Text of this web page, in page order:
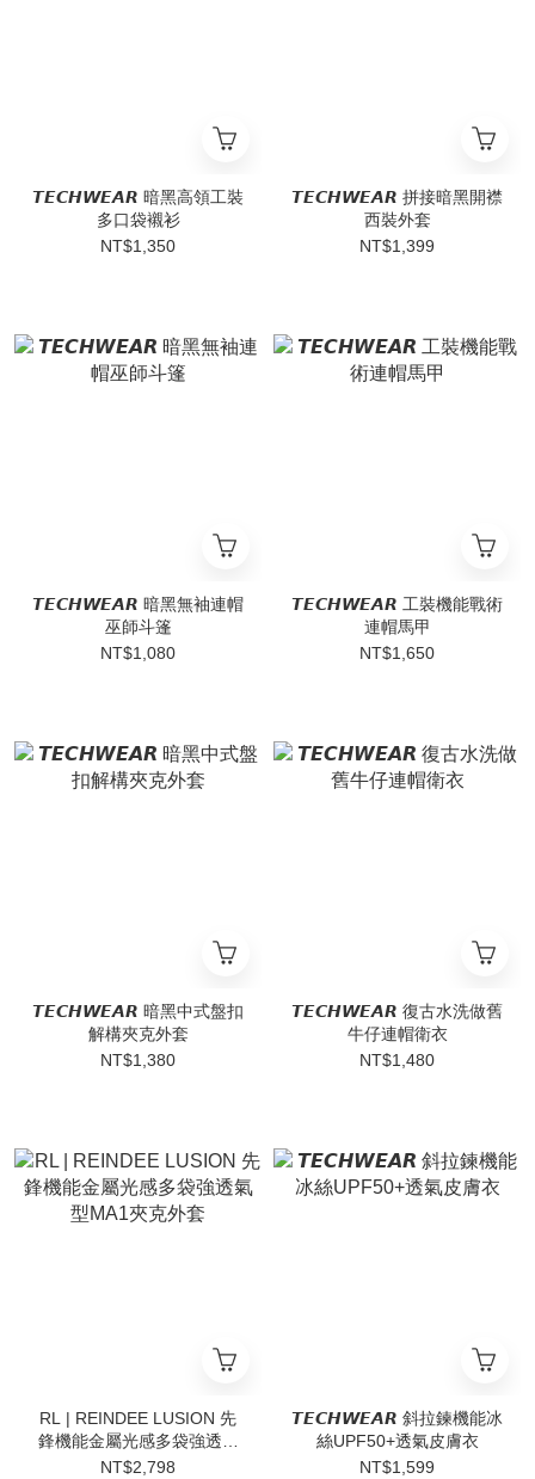
𝙏𝙀𝘾𝙃𝙒𝙀𝘼𝙍 暗黑高領工裝
多口袋襯衫
NT$1,350
𝙏𝙀𝘾𝙃𝙒𝙀𝘼𝙍 拼接暗黑開襟
西裝外套
NT$1,399
𝙏𝙀𝘾𝙃𝙒𝙀𝘼𝙍 暗黑無袖連帽
巫師斗篷
NT$1,080
𝙏𝙀𝘾𝙃𝙒𝙀𝘼𝙍 工裝機能戰術
連帽馬甲
NT$1,650
𝙏𝙀𝘾𝙃𝙒𝙀𝘼𝙍 暗黑中式盤扣
解構夾克外套
NT$1,380
𝙏𝙀𝘾𝙃𝙒𝙀𝘼𝙍 復古水洗做舊
牛仔連帽衛衣
NT$1,480
RL | REINDEE LUSION 先
鋒機能金屬光感多袋強透氣
型MA1夾克外套
NT$2,798
𝙏𝙀𝘾𝙃𝙒𝙀𝘼𝙍 斜拉鍊機能冰
絲UPF50+透氣皮膚衣
NT$1,599